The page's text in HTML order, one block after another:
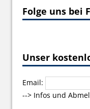
Folge uns bei
Unser
Email:
--> Infos und